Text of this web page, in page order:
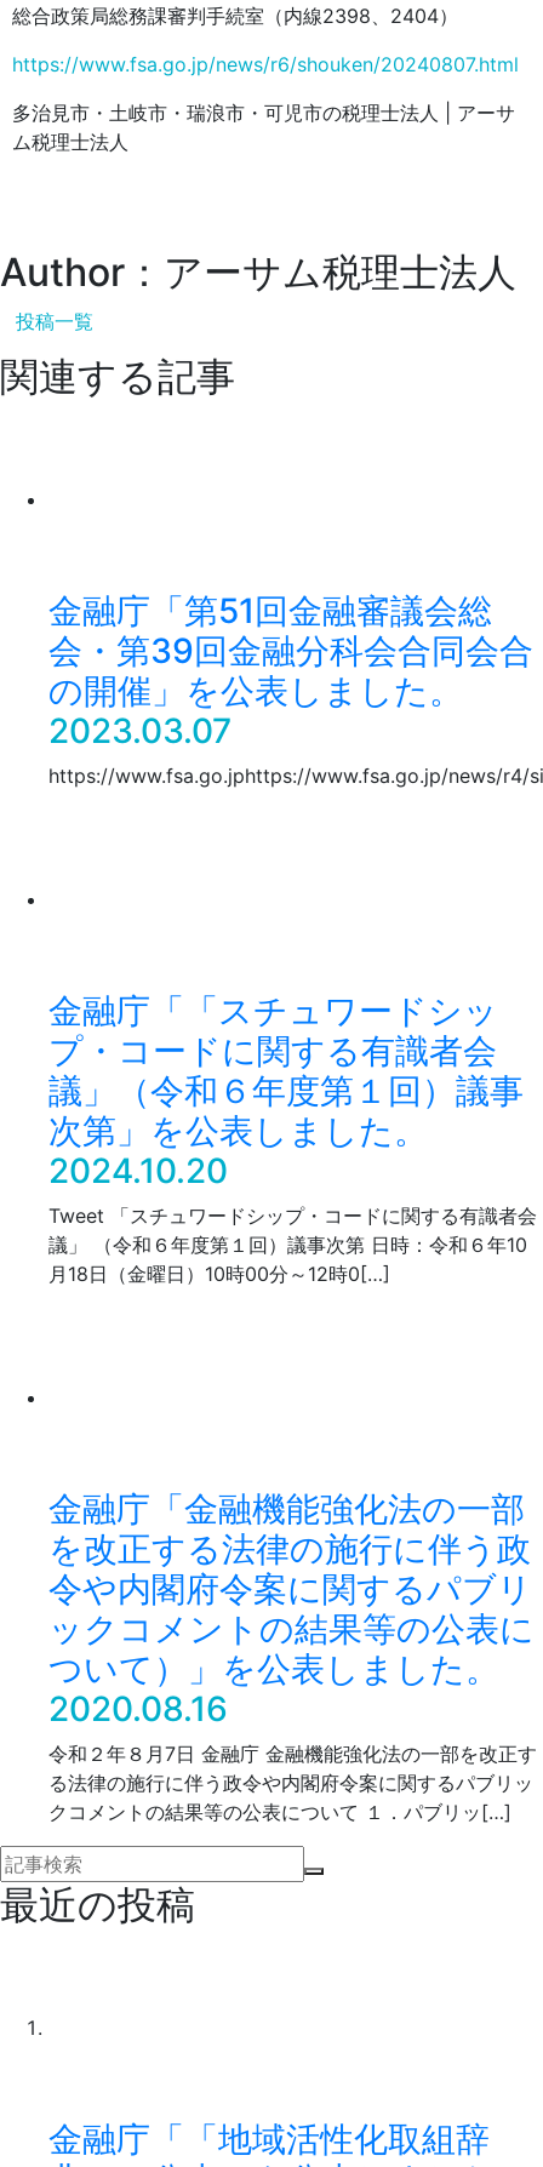
総合政策局総務課審判手続室（内線2398、2404）
https://www.fsa.go.jp/news/r6/shouken/20240807.html
多治見市・土岐市・瑞浪市・可児市の税理士法人 | アーサ
ム税理士法人
Author：アーサム税理士法人
投稿一覧
関連する記事
金融庁「第51回金融審議会総
会・第39回金融分科会合同会合
の開催」を公表しました。
2023.03.07
https://www.fsa.go.jphttps://www.fsa.go.jp/news/
金融庁「「スチュワードシッ
プ・コードに関する有識者会
議」（令和６年度第１回）議事
次第」を公表しました。
2024.10.20
Tweet 「スチュワードシップ・コードに関する有識者会
議」 （令和６年度第１回）議事次第 日時：令和６年10
月18日（金曜日）10時00分～12時0[…]
金融庁「金融機能強化法の一部
を改正する法律の施行に伴う政
令や内閣府令案に関するパブリ
ックコメントの結果等の公表に
ついて）」を公表しました。
2020.08.16
令和２年８月7日 金融庁 金融機能強化法の一部を改正す
る法律の施行に伴う政令や内閣府令案に関するパブリッ
クコメントの結果等の公表について １．パブリッ[…]
最近の投稿
金融庁「「地域活性化取組辞